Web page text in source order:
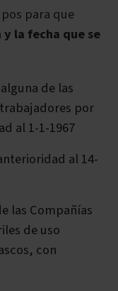
para que
y la fecha que se
de las
por
al 1-1-1967
al 14-
las Compañías
de uso
con